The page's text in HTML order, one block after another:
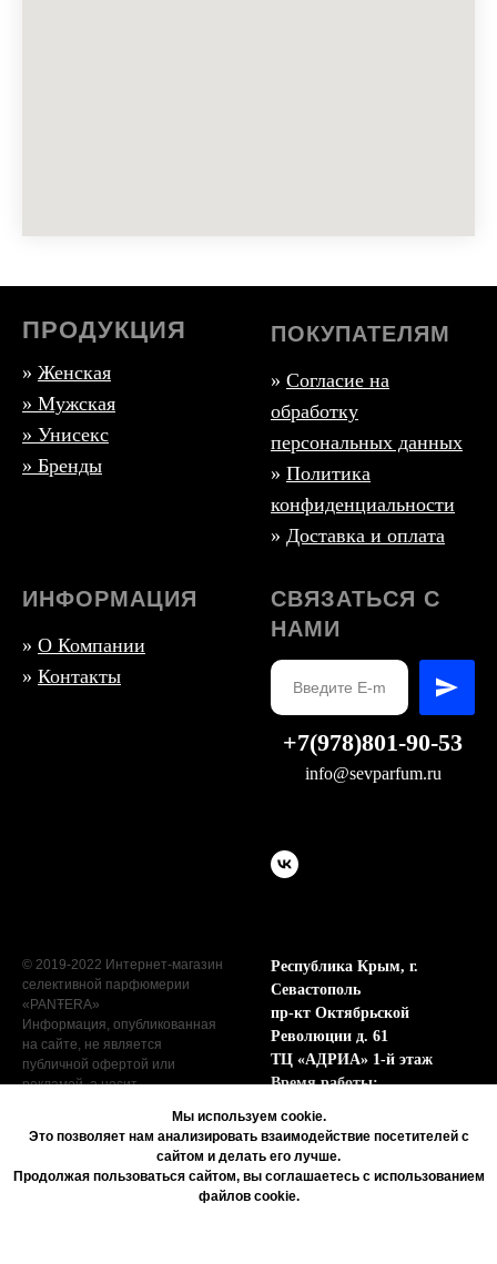
ПРОДУКЦИЯ
» Женская
» Мужская
» Унисекс
» Бренды
ПОКУПАТЕЛЯМ
» Согласие на
обработку
персональных данных
» Политика
конфиденциальности
» Доставка и оплата
ИНФОРМАЦИЯ
» О Компании
» Контакты
СВЯЗАТЬСЯ С
НАМИ
+7(978)801-90-53
info@sevparfum.ru
© 2019-2022 Интернет-магазин
селективной парфюмерии
«PANŦERA»
Информация, опубликованная
на сайте, не является
публичной офертой или
рекламой, а носит
Республика Крым, г.
Севастополь
пр-кт Октябрьской
Революции д. 61
ТЦ «АДРИА» 1-й этаж
Время работы:
Вс с 9:00 до 17:00
Мы используем cookie.
Это позволяет нам анализировать взаимодействие посетителей с
сайтом и делать его лучше.
Продолжая пользоваться сайтом, вы соглашаетесь с использованием
файлов cookie.